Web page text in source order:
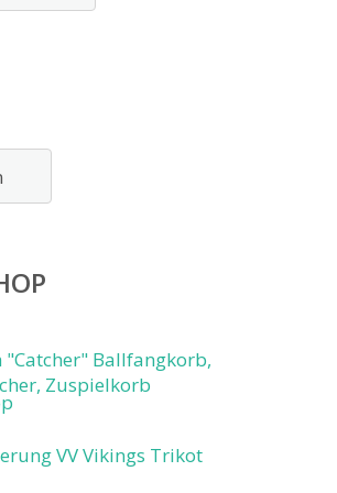
"Catcher" Ballfangkorb,
Zuspielkorb
VV Vikings Trikot